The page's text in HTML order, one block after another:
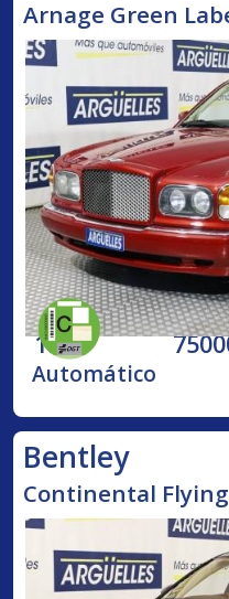
Arnage Green
1998
Automático
Bentley
Continental Flying